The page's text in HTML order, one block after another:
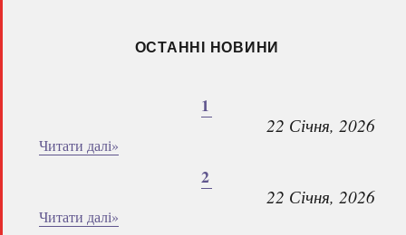
ОСТАННІ НОВИНИ
1
22 Січня, 2026
Читати далі»
2
22 Січня, 2026
Читати далі»